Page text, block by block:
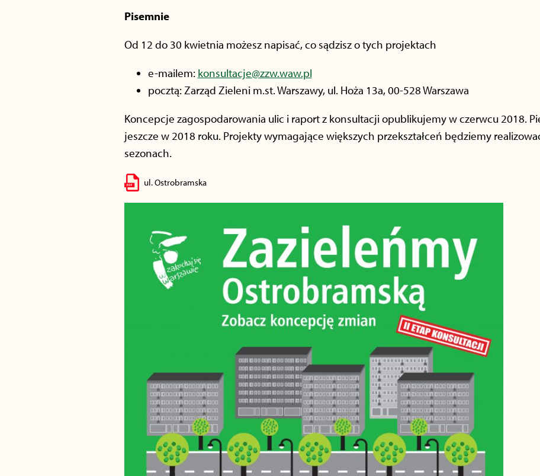
Pisemnie
Od 12 do 30 kwietnia możesz napisać, co sądzisz o tych projektach
e-mailem: konsultacje@zzw.waw.pl
pocztą: Zarząd Zieleni m.st. Warszawy, ul. Hoża 13a, 00-528 Warszawa
Koncepcje zagospodarowania ulic i raport z konsultacji opublikujemy w czerwcu 2018.
jeszcze w 2018 roku. Projekty wymagające większych przekształceń będziemy
sezonach.
ul. Ostrobramska